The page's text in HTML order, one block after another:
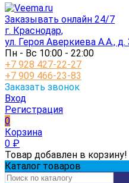
Заказывать онлайн 24/7
г. Краснодар,
ул. Героя Аверкиева А.А., д.
Пн - Вс 10:00 - 22:00
+7 928 427-22-27
+7 909 466-23-83
Заказать звонок
Вход
Регистрация
0
Корзина
0 ₽
Товар добавлен в корзину!
Каталог товаров